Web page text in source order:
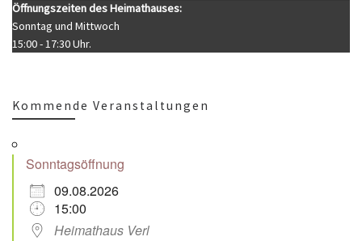
Öffnungszeiten des Heimathauses:
Sonntag und Mittwoch
15:00 - 17:30 Uhr.
Kommende Veranstaltungen
Sonntagsöffnung
09.08.2026
15:00
Heimathaus Verl